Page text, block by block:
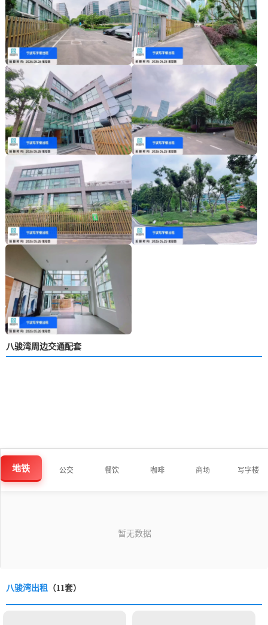
八骏湾周边交通配套
地铁 公交 餐饮 咖啡 商场 写字楼
八骏湾出租 （11套）